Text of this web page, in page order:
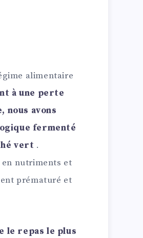
alimentaire
à une perte
nous avons
fermenté
vert .
en nutriments et
prématuré et
le repas le plus